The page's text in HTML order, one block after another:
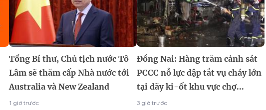
Tổng Bí thư, Chủ tịch nước Tô
Lâm sẽ thăm cấp Nhà nước tới
Australia và New Zealand
1 giờ trước
Đồng Nai: Hàng trăm cảnh sát
PCCC nỗ lực dập tắt vụ cháy lớn
tại dãy ki-ốt khu vực chợ...
3 giờ trước